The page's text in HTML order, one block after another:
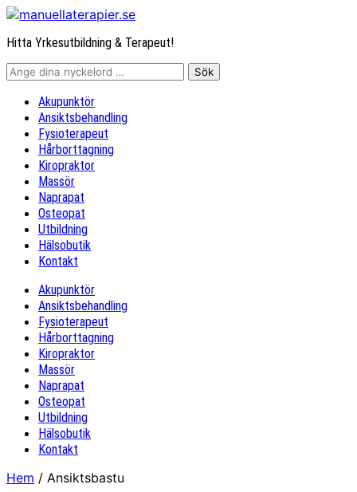
Hitta Yrkesutbildning & Terapeut!
Akupunktör
Ansiktsbehandling
Fysioterapeut
Hårborttagning
Kiropraktor
Massör
Naprapat
Osteopat
Utbildning
Hälsobutik
Kontakt
Akupunktör
Ansiktsbehandling
Fysioterapeut
Hårborttagning
Kiropraktor
Massör
Naprapat
Osteopat
Utbildning
Hälsobutik
Kontakt
Hem / Ansiktsbastu